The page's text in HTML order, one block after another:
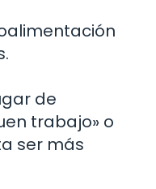
de
trabajo» o
ser más